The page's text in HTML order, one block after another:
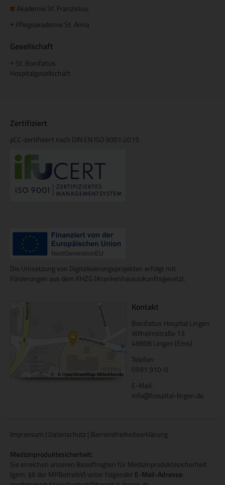
Akademie St. Franziskus
+ Pflegeakademie St. Anna
Gesellschaft
St. Bonifatius
Hospitalgesellschaft
Zertifiziert
pCC-zertifiziert nach DIN EN ISO 9001:2015
Die Umsetzung von Digitalisierungsprojekten erfolgt mit
Förderungen aus dem KHZG (Krankenhauszukunftsgesetz).
Kontakt
Bonifatius Hospital Lingen
Wilhelmstraße 13
49808 Lingen (Ems)
Telefon:
0591 910-0
E-Mail:
info@hospital-lingen.de
Impressum | Datenschutz| Barrierefreiheitserklärung
Medizinproduktesicherheit:
Sie erreichen unseren Beauftragten für Medizinproduktesicherheit
(gem. §6 der MPBetreibV) unter folgender E-Mail-Adresse: